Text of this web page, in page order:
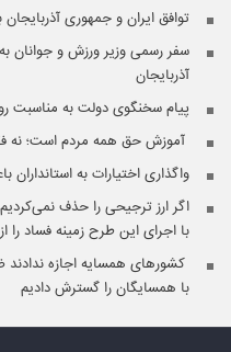
توافق ایران و جمهوری
سفر رسمی وزیر ورزش و جوانان
آذربایجان
پیام سخنگوی دولت به مناسبت
آموزش حق همه مردم است؛ نه
واگذاری اختیارات به
اگر ارز ترجیحی را حذف
با اجرای این طرح زمینه فساد را
کشورهای همسایه اجازه
با همسایگان را گسترش دادیم